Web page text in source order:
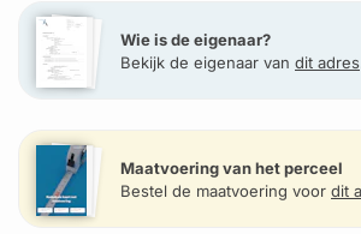
Wie is de eigenaar?
Bekijk de eigenaar van dit adres
Maatvoering van het perceel
Bestel de maatvoering voor dit